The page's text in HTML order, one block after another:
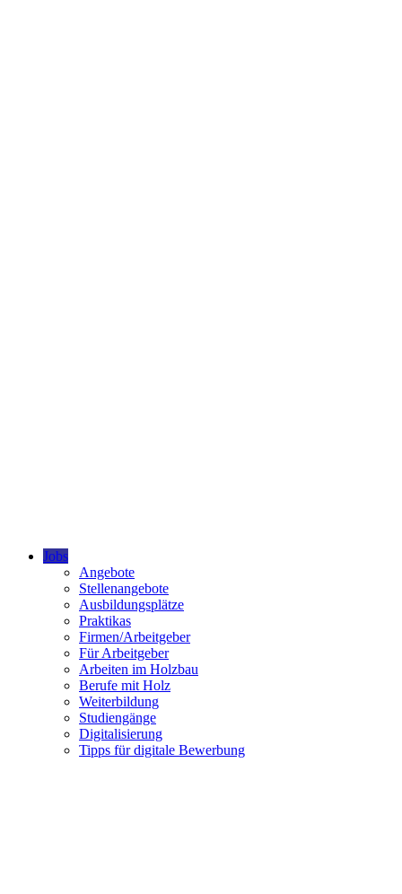
Jobs
Angebote
Stellenangebote
Ausbildungsplätze
Praktikas
Firmen/Arbeitgeber
Für Arbeitgeber
Arbeiten im Holzbau
Berufe mit Holz
Weiterbildung
Studiengänge
Digitalisierung
Tipps für digitale Bewerbung